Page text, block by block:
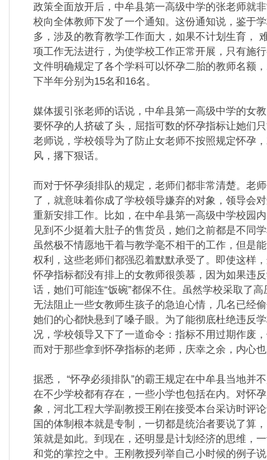
政策全面放开后，中牟县第一高级中学的张老师就
校向全体教师下发了一个通知。 这份通知说，鉴于
多，涉及的教育教学工作面大，如果不计划生育，
项工作无法进行，为使学校工作正常开展，只有施
文件明确规定了各个学科可以怀孕二胎的教师名额
下半年分别为15名和16名。
媒体援引张老师的话说，中牟县第一高级中学的女
要怀孕的人挤破了头，屈指可数的怀孕指标让她们
老师说，学校领导为了防止女老师不按照规定怀孕
风，撂下狠话。
而对于怀孕须排队的规定，老师们都非常清楚。老
了，就意味着你成了学校领导嫌弃的对象，领导会
重新安排工作。比如，在中牟县第一高级中学校园
见到不少挺着大肚子的售货员，她们之前都是不同
虽然极不情愿地干着与教学毫不相干的工作，但是
权利，这些老师们都强忍着默默承受了。即使这样
怀孕指标都没有排上的女教师很羡慕，因为如果违
话，她们可能连“饭碗”都保不住。 虽然学校采取了高
无法阻止一些女教师生孩子的急迫心情，几名已经
她们的心都快悬到了嗓子眼。 为了能彻底杜绝违反
况，学校领导又下了一道命令：指标不用过期作废
而对于那些拿到怀孕指标的老师，庆幸之余，内心
据悉， “怀孕必须排队”的霸王规定在中牟县当地并
在不少学校都有存在，一些小学也包括在内。 对怀
象，河北工程大学副教授王刚在接受本台采访时评
国的体制根本就是专制，一切都是统治者要说了算
策就是如此。到现在，还明显是计划经济的思维，
和党的掌控之中。 王刚教授列举自己小时候的例子